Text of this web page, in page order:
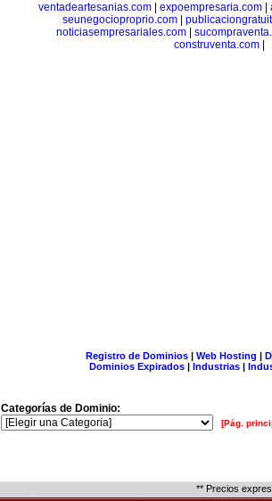
ventadeartesanias.com| expoempresaria.com|
seunegocioproprio.com
noticiasempresariales.com|
construventa.com
Registro de Dominios| Web Hosting |
Dominios Expirados | Industrias |
Categorías de Dominio:
[Pág.
** Precios